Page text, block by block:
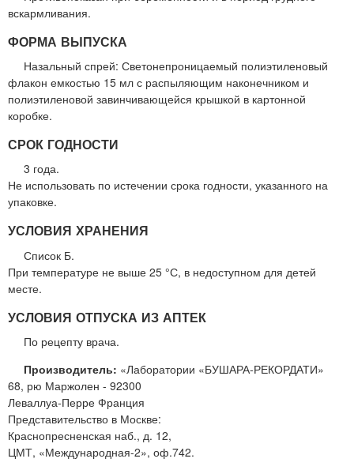
вскармливания.
ФОРМА ВЫПУСКА
Назальный спрей: Светонепроницаемый полиэтиленовый
флакон емкостью 15 мл с распыляющим наконечником и
полиэтиленовой завинчивающейся крышкой в картонной
коробке.
СРОК ГОДНОСТИ
3 года.
Не использовать по истечении срока годности, указанного на
упаковке.
УСЛОВИЯ ХРАНЕНИЯ
Список Б.
При температуре не выше 25 °С, в недоступном для детей
месте.
УСЛОВИЯ ОТПУСКА ИЗ АПТЕК
По рецепту врача.
Производитель: «Лаборатории «БУШАРА-РЕКОРДАТИ»
68, рю Маржолен - 92300
Леваллуа-Перре Франция
Представительство в Москве:
Краснопресненская наб., д. 12,
ЦМТ, «Международная-2», оф.742.